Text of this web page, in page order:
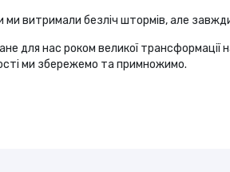
ми витримали безліч штормів, але
для нас роком великої трансформації
ми збережемо та примножимо.